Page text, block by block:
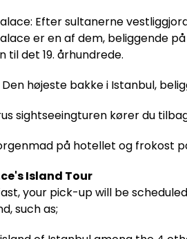
Efter sultanerne
er en af dem, beliggende
til det 19. århundrede.
Den højeste bakke i Istanbul,
sightseeingturen kører du
på hotellet og frokost
Island Tour
your pick-up will be
such as;